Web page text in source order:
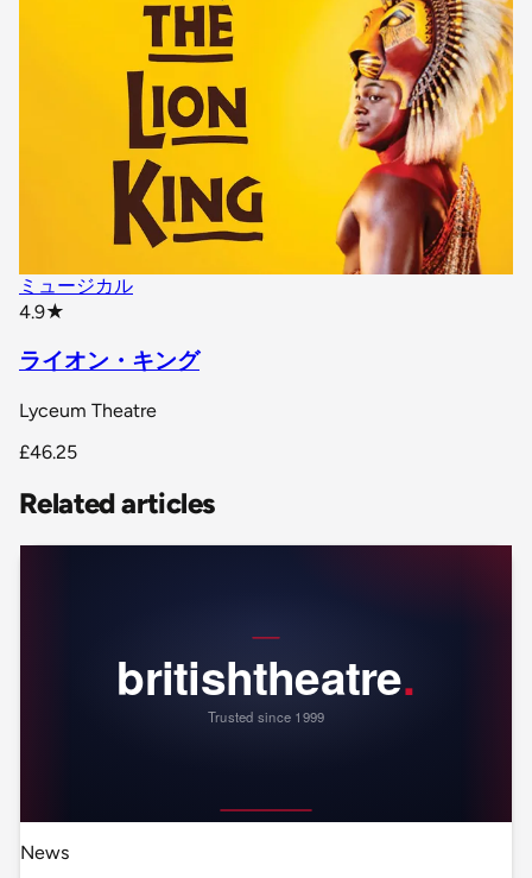
ミュージカル
4.9★
ライオン・キング
Lyceum Theatre
£46.25
Related articles
News